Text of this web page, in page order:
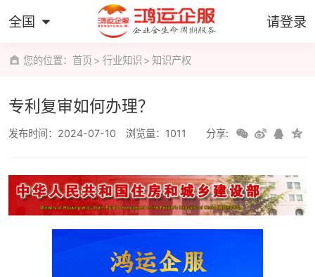
全国 请登录
您的位置：首页 行业知识 知识产权
专利复审如何办理？
发布时间：2024-07-10 浏览量：1011 分享: